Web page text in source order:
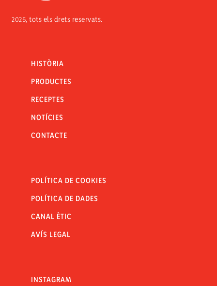
2026, tots els drets reservats.
HISTÒRIA
PRODUCTES
RECEPTES
NOTÍCIES
CONTACTE
POLÍTICA DE COOKIES
POLÍTICA DE DADES
CANAL ÈTIC
AVÍS LEGAL
INSTAGRAM